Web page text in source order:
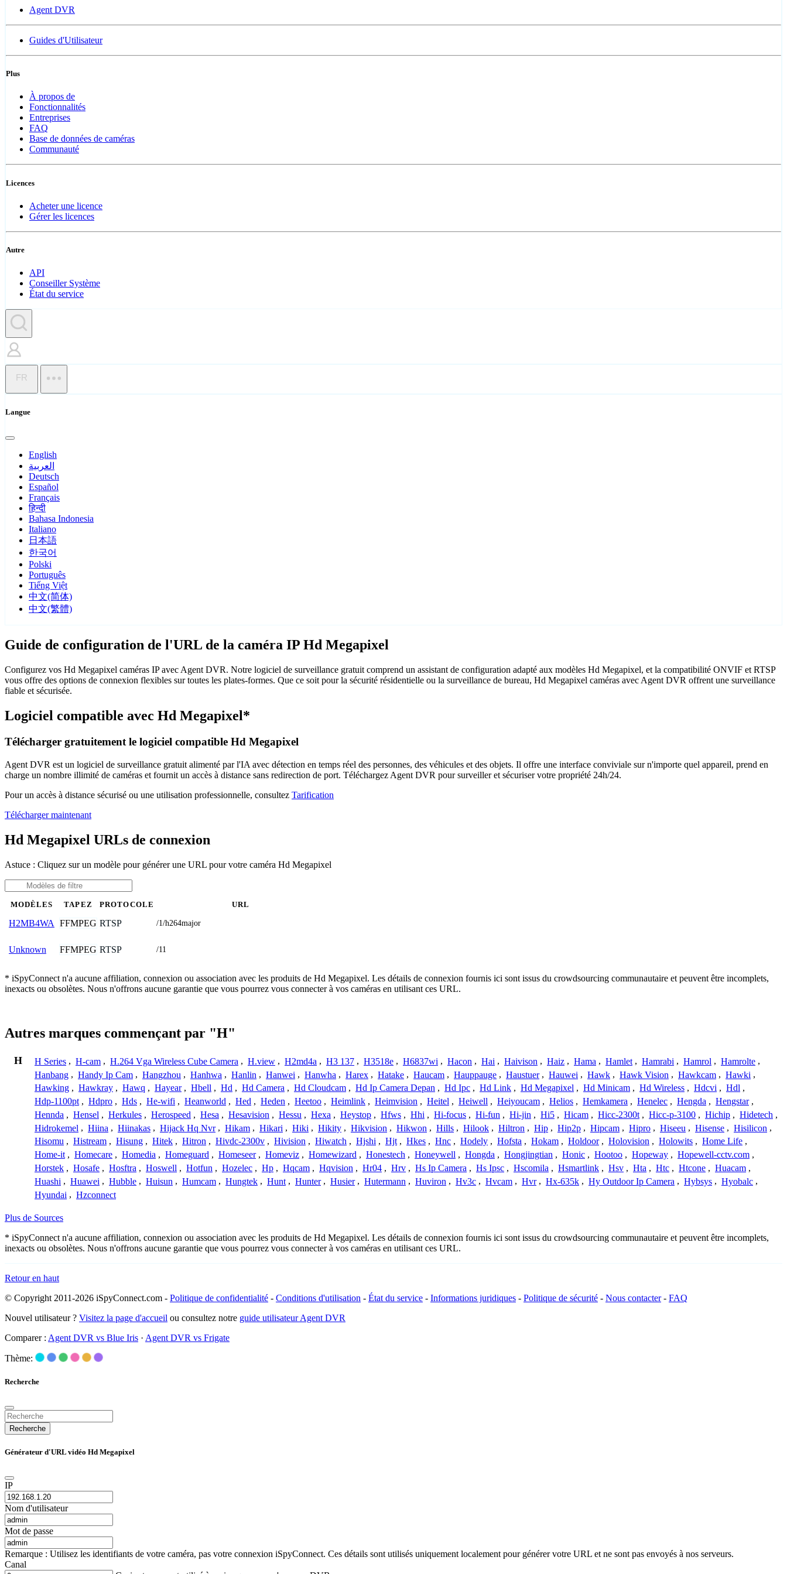
Agent DVR
Guides d'Utilisateur
Plus
À propos de
Fonctionnalités
Entreprises
FAQ
Base de données de caméras
Communauté
Licences
Acheter une licence
Gérer les licences
Autre
API
Conseiller Système
État du service
FR
Langue
English
العربية
Deutsch
Español
Français
हिन्दी
Bahasa Indonesia
Italiano
日本語
한국어
Polski
Português
Tiếng Việt
中文(简体)
中文(繁體)
Guide de configuration de l'URL de la caméra IP Hd Megapixel
Configurez vos Hd Megapixel caméras IP avec Agent DVR. Notre logiciel de surveillance gratuit comprend un assistant de configuration adapté aux modèles Hd Megapixel, et la compatibilité ONVIF et RTSP
vous offre des options de connexion flexibles sur toutes les plates-formes. Que ce soit pour la sécurité résidentielle ou la surveillance de bureau, Hd Megapixel caméras avec Agent DVR offrent une surveillance
fiable et sécurisée.
Logiciel compatible avec Hd Megapixel*
Télécharger gratuitement le logiciel compatible Hd Megapixel
Agent DVR est un logiciel de surveillance gratuit alimenté par l'IA avec détection en temps réel des personnes, des véhicules et des objets. Il offre une interface conviviale sur n'importe quel appareil, prend en
charge un nombre illimité de caméras et fournit un accès à distance sans redirection de port. Téléchargez Agent DVR pour surveiller et sécuriser votre propriété 24h/24.
Pour un accès à distance sécurisé ou une utilisation professionnelle, consultez Tarification
Télécharger maintenant
Hd Megapixel URLs de connexion
Astuce : Cliquez sur un modèle pour générer une URL pour votre caméra Hd Megapixel
MODÈLES TAPEZ PROTOCOLE URL
H2MB4WA FFMPEG RTSP /1/h264major
Unknown FFMPEG RTSP /11
* iSpyConnect n'a aucune affiliation, connexion ou association avec les produits de Hd Megapixel. Les détails de connexion fournis ici sont issus du crowdsourcing communautaire et peuvent être incomplets,
inexacts ou obsolètes. Nous n'offrons aucune garantie que vous pourrez vous connecter à vos caméras en utilisant ces URL.
Autres marques commençant par "H"
H H Series , H-cam , H.264 Vga Wireless Cube Camera , H.view , H2md4a , H3 137 , H3518e , H6837wi , Hacon , Hai , Haivison , Haiz , Hama , Hamlet , Hamrabi , Hamrol , Hamrolte ,
Hanbang , Handy Ip Cam , Hangzhou , Hanhwa , Hanlin , Hanwei , Hanwha , Harex , Hatake , Haucam , Hauppauge , Haustuer , Hauwei , Hawk , Hawk Vision , Hawkcam , Hawki ,
Hawking , Hawkray , Hawq , Hayear , Hbell , Hd , Hd Camera , Hd Cloudcam , Hd Ip Camera Depan , Hd Ipc , Hd Link , Hd Megapixel , Hd Minicam , Hd Wireless , Hdcvi , Hdl ,
Hdp-1100pt , Hdpro , Hds , He-wifi , Heanworld , Hed , Heden , Heetoo , Heimlink , Heimvision , Heitel , Heiwell , Heiyoucam , Helios , Hemkamera , Henelec , Hengda , Hengstar ,
Hennda , Hensel , Herkules , Herospeed , Hesa , Hesavision , Hessu , Hexa , Heystop , Hfws , Hhi , Hi-focus , Hi-fun , Hi-jin , Hi5 , Hicam , Hicc-2300t , Hicc-p-3100 , Hichip , Hidetech ,
Hidrokemel , Hiina , Hiinakas , Hijack Hq Nvr , Hikam , Hikari , Hiki , Hikity , Hikvision , Hikwon , Hills , Hilook , Hiltron , Hip , Hip2p , Hipcam , Hipro , Hiseeu , Hisense , Hisilicon ,
Hisomu , Histream , Hisung , Hitek , Hitron , Hivdc-2300v , Hivision , Hiwatch , Hjshi , Hjt , Hkes , Hnc , Hodely , Hofsta , Hokam , Holdoor , Holovision , Holowits , Home Life ,
Home-it , Homecare , Homedia , Homeguard , Homeseer , Homeviz , Homewizard , Honestech , Honeywell , Hongda , Hongjingtian , Honic , Hootoo , Hopeway , Hopewell-cctv.com ,
Horstek , Hosafe , Hosftra , Hoswell , Hotfun , Hozelec , Hp , Hqcam , Hqvision , Hr04 , Hrv , Hs Ip Camera , Hs Ipsc , Hscomila , Hsmartlink , Hsv , Hta , Htc , Htcone , Huacam ,
Huashi , Huawei , Hubble , Huisun , Humcam , Hungtek , Hunt , Hunter , Husier , Hutermann , Huviron , Hv3c , Hvcam , Hvr , Hx-635k , Hy Outdoor Ip Camera , Hybsys , Hyobalc ,
Hyundai , Hzconnect
Plus de Sources
* iSpyConnect n'a aucune affiliation, connexion ou association avec les produits de Hd Megapixel. Les détails de connexion fournis ici sont issus du crowdsourcing communautaire et peuvent être incomplets,
inexacts ou obsolètes. Nous n'offrons aucune garantie que vous pourrez vous connecter à vos caméras en utilisant ces URL.
Retour en haut
© Copyright 2011-2026 iSpyConnect.com - Politique de confidentialité - Conditions d'utilisation - État du service - Informations juridiques - Politique de sécurité - Nous contacter- FAQ
Nouvel utilisateur ? Visitez la page d'accueil ou consultez notre guide utilisateur Agent DVR
Comparer : Agent DVR vs Blue Iris · Agent DVR vs Frigate
Thème:
Recherche
Recherche
Générateur d'URL vidéo Hd Megapixel
IP
Nom d'utilisateur
Mot de passe
Remarque : Utilisez les identifiants de votre caméra, pas votre connexion iSpyConnect. Ces détails sont utilisés uniquement localement pour générer votre URL et ne sont pas envoyés à nos serveurs.
Canal